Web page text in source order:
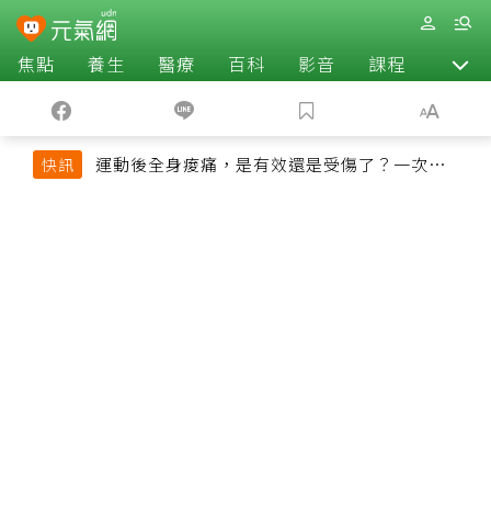
焦點 養生 醫療 百科 影音 課程 退休
快訊
運動後全身痠痛，是有效還是受傷了？一次看